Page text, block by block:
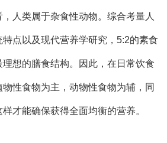
人类属于杂食性动物。综合考量人
点以及现代营养学研究，5:2的素食
想的膳食结构。因此，在日常饮食
性食物为主，动物性食物为辅，同
才能确保获得全面均衡的营养。